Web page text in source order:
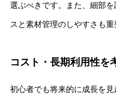
選ぶべきです。また、細部
スと素材管理のしやすさも重
コスト・長期利用性を
初心者でも将来的に成長を